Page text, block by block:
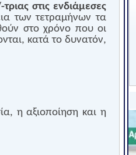
στις ενδιάμεσες
των τετραμήνων τα
στο χρόνο που οι
κατά το δυνατόν,
η αξιοποίηση και η